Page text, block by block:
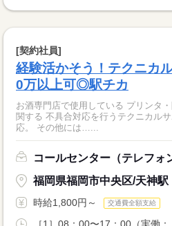
[契約社員]
経験活かそう！テクニカ
0万以上可◎駅チカ
お酒専門店で使用している プリンタ
関する 不具合対応を行うテクニカル
応。 その他には…...
コールセンター（テレフォ
福岡県福岡市中央区/天神駅
時給1,800円～ 交通費全額支給